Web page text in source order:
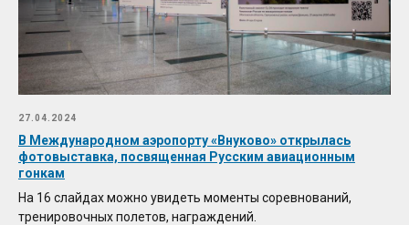
27.04.2024
В Международном аэропорту «Внуково» открылась
фотовыставка, посвященная Русским авиационным
гонкам
На 16 слайдах можно увидеть моменты соревнований,
тренировочных полетов, награждений.